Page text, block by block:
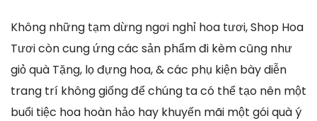
Không những tạm dừng ngơi nghỉ hoa tươi, Shop Hoa
Tươi còn cung ứng các sản phẩm đi kèm cũng như
giỏ quà Tặng, lọ đựng hoa, & các phụ kiện bày diễn
trang trí không giống để chúng ta có thể tạo nên một
buổi tiệc hoa hoàn hảo hay khuyến mãi một gói quà ý